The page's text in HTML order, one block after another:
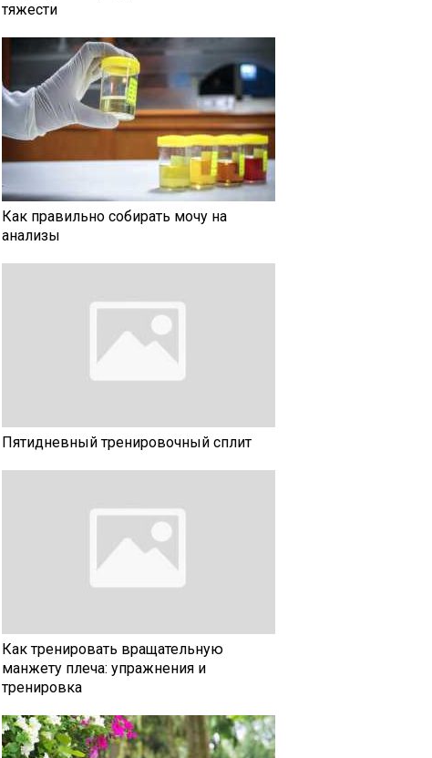
тяжести
Как правильно собирать мочу на
анализы
Пятидневный тренировочный сплит
Как тренировать вращательную
манжету плеча: упражнения и
тренировка